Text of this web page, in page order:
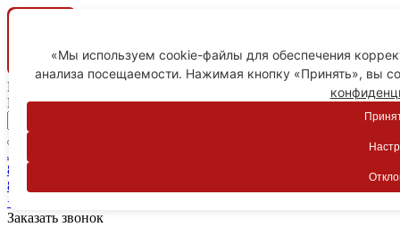
Ваш город
Пятигорск
Личный кабинет
8-800-775-59-89
8-800-775-59-89
+7 918 754-83-77
Заказать звонок
«Мы используем cookie-файлы для обеспечения
анализа посещаемости. Нажимая кнопку «Принять», вы